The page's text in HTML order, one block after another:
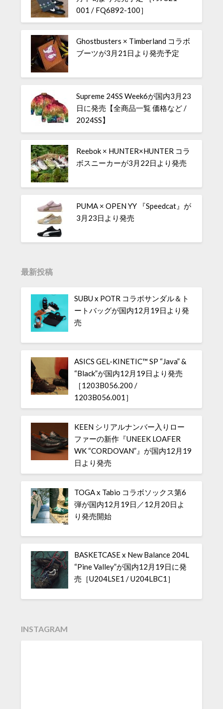
001 / FQ6892-100］
Ghostbusters × Timberland コラボ
ブーツが3月21日より発売予定
Supreme 24SS Week6が国内3月23
日に発売【全商品一覧 価格など /
2024SS】
Reebok × HUNTER×HUNTER コラ
ボスニーカーが3月22日より発売
PUMA × OPEN YY 『Speedcat』が
3月23日より発売
最新投稿
SUBU x POTR コラボサンダル＆ト
ートバッグが国内12月19日より発
売
ASICS GEL-KINETIC™ SP “Java” &
“Black”が国内12月19日より発売
［1203B056.200 /
1203B056.001］
KEEN シリアルナンバー入りロー
ファーの新作『UNEEK LOAFER
WK “CORDOVAN”』が国内12月19
日より発売
TOGA x Tabio コラボソックス第6
弾が国内12月19日／12月20日よ
り発売開始
BASKETCASE x New Balance 204L
“Pine Valley”が国内12月19日に発
売［U204LSE1 / U204LBC1］
INSTAGRAM